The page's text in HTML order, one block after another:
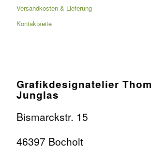
Versandkosten & Lieferung
Kontaktseite
Grafikdesignatelier
Junglas
Bismarckstr. 15
46397 Bocholt